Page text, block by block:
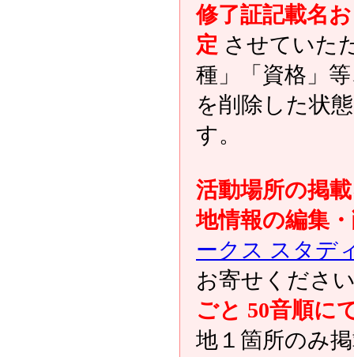
修了証記載名
定 させていた
種」「資格」
を削除した状
す。
活動場所の掲
地情報の編集
ークス スタデ
お寄せくださ
ごと 50音順に
地１箇所のみ